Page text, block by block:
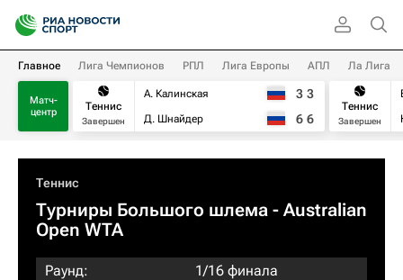
Главное Лига Чемпионов РПЛ Лига Европы АПЛ Ла Лига
Матч-
центр
Теннис
Завершен
А. Калинская
Д. Шнайдер
3 3
6 6
Теннис
Завершен
Теннис
Турниры Большого шлема - Australian
Open WTA
Раунд:
1/16 финала